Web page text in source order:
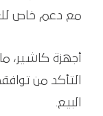
مع دعم خاص
أجهزة كاشير،
التأكد من
البيع.